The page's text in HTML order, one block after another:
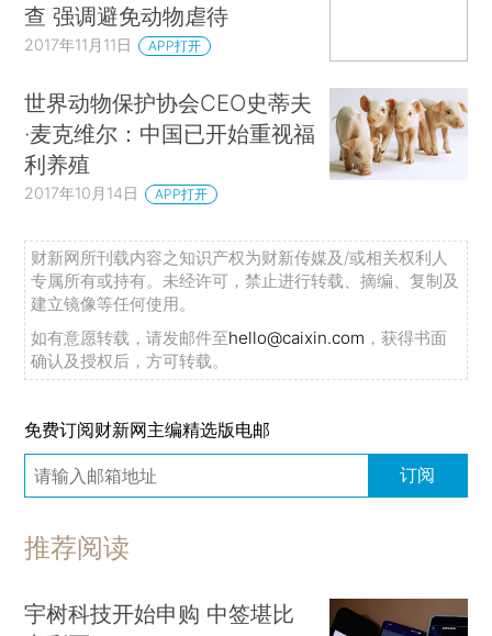
查 强调避免动物虐待
2017年11月11日 APP打开
世界动物保护协会CEO史蒂夫
·麦克维尔：中国已开始重视福
利养殖
2017年10月14日 APP打开
财新网所刊载内容之知识产权为财新传媒及/或相关权利人
专属所有或持有。未经许可，禁止进行转载、摘编、复制及
建立镜像等任何使用。
如有意愿转载，请发邮件至hello@caixin.com ，获得书面
确认及授权后，方可转载。
免费订阅财新网主编精选版电邮
订阅
推荐阅读
宇树科技开始申购 中签堪比